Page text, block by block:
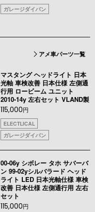
ガレージダイバン
アメ車パーツ一覧
マスタング ヘッドライト 日本
光軸 車検改善 日本仕様 左側通
行用 ロービーム ユニット
2010-14y 左右セット VLAND製
115,000円
ELECTLICAL
ガレージダイバン
00-06y シボレー タホ サバーバ
ン 99-02yシルバラード ヘッド
ライト LED 日本光軸仕様 車検
改善 日本仕様 左側通行用 左右
セット
115,000円